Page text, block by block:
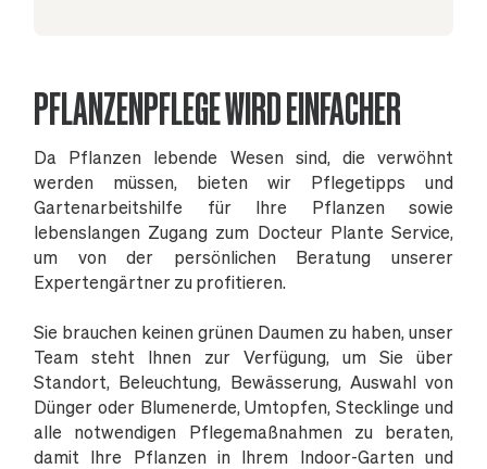
PFLANZENPFLEGE WIRD EINFACHER
Da Pflanzen lebende Wesen sind, die verwöhnt
werden müssen, bieten wir Pflegetipps und
Gartenarbeitshilfe für Ihre Pflanzen sowie
lebenslangen Zugang zum Docteur Plante Service,
um von der persönlichen Beratung unserer
Expertengärtner zu profitieren.
Sie brauchen keinen grünen Daumen zu haben, unser
Team steht Ihnen zur Verfügung, um Sie über
Standort, Beleuchtung, Bewässerung, Auswahl von
Dünger oder Blumenerde, Umtopfen, Stecklinge und
alle notwendigen Pflegemaßnahmen zu beraten,
damit Ihre Pflanzen in Ihrem Indoor-Garten und